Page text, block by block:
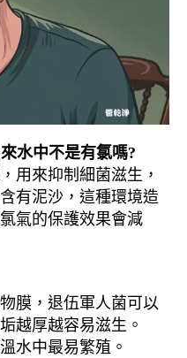
水中不是有氯嗎?
用來抑制細菌滋生，
有泥沙，這種環境造
氣的保護效果會減
膜，退伍軍人菌可以
越厚越容易滋生。
水中最易繁殖。